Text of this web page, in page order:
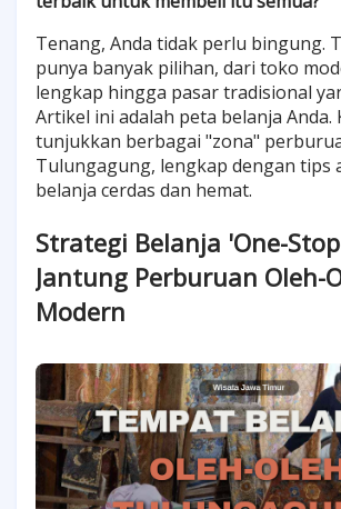
Tenang, Anda tidak perlu bingung.
punya banyak pilihan, dari toko
lengkap hingga pasar tradisional
Artikel ini adalah peta belanja Anda.
tunjukkan berbagai "zona"
Tulungagung, lengkap dengan tips
belanja cerdas dan hemat.
Strategi Belanja 'One-
Jantung Perburuan Oleh-
Modern